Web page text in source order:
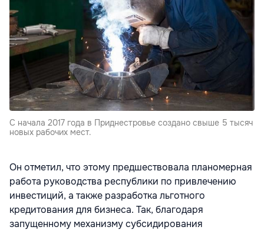
С начала 2017 года в Приднестровье создано свыше 5 тысяч
новых рабочих мест.
Он отметил, что этому предшествовала планомерная
работа руководства республики по привлечению
инвестиций, а также разработка льготного
кредитования для бизнеса. Так, благодаря
запущенному механизму субсидирования